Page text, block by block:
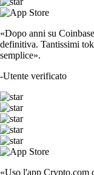
«Dopo anni su
definitiva. Tantissimi
semplice».
-Utente verificato
«Uso l'app Crypto.com